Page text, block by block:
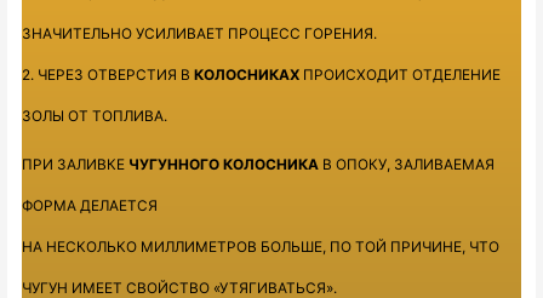
ЗНАЧИТЕЛЬНО УСИЛИВАЕТ ПРОЦЕСС ГОРЕНИЯ.
2. ЧЕРЕЗ ОТВЕРСТИЯ ВКОЛОСНИКАХ ПРОИСХОДИТ ОТДЕЛЕНИЕ
ЗОЛЫ ОТ ТОПЛИВА.
ПРИ ЗАЛИВКЕ ЧУГУННОГО КОЛОСНИКА В ОПОКУ, ЗАЛИВАЕМАЯ
ФОРМА ДЕЛАЕТСЯ
НА НЕСКОЛЬКО МИЛЛИМЕТРОВ БОЛЬШЕ, ПО ТОЙ ПРИЧИНЕ, ЧТО
ЧУГУН ИМЕЕТ СВОЙСТВО «УТЯГИВАТЬСЯ».